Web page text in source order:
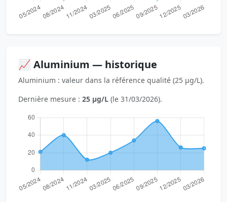
📈 Aluminium — historique
Aluminium : valeur dans la référence qualité (25 µg/L).
Dernière mesure : 25 µg/L (le 31/03/2026).